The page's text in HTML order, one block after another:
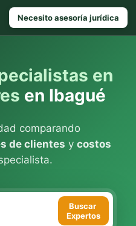
Necesito asesoría jurídica
en
en Ibagué
comparando
de clientes y costos
Buscar
Expertos